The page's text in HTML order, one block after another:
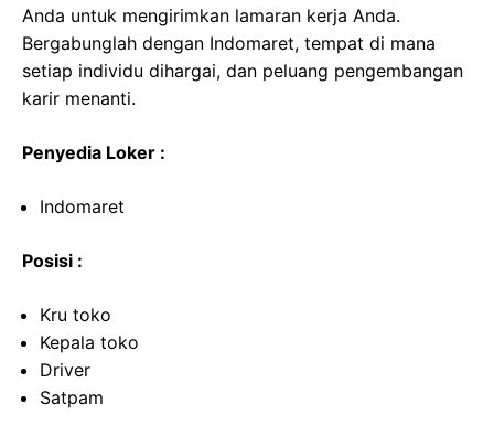
Anda untuk mengirimkan lamaran kerja Anda.
Bergabunglah dengan Indomaret, tempat di mana
setiap individu dihargai, dan peluang pengembangan
karir menanti.
Penyedia Loker :
Indomaret
Posisi :
Kru toko
Kepala toko
Driver
Satpam